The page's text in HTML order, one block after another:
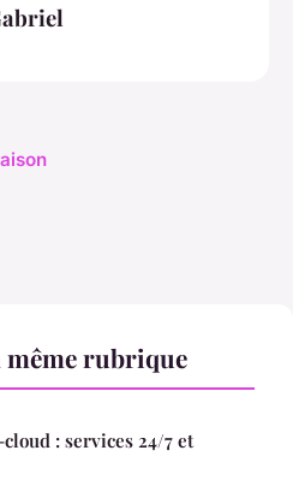
rubrique
: services 24/7 et